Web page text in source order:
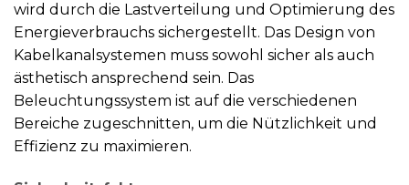
wird durch die Lastverteilung und Optimierung des
Energieverbrauchs sichergestellt. Das Design von
Kabelkanalsystemen muss sowohl sicher als auch
ästhetisch ansprechend sein. Das
Beleuchtungssystem ist auf die verschiedenen
Bereiche zugeschnitten, um die Nützlichkeit und
Effizienz zu maximieren.